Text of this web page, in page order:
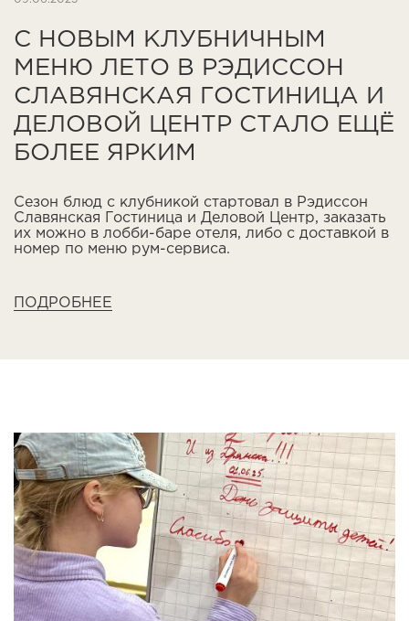
С НОВЫМ КЛУБНИЧНЫМ
МЕНЮ ЛЕТО В РЭДИССОН
СЛАВЯНСКАЯ ГОСТИНИЦА И
ДЕЛОВОЙ ЦЕНТР СТАЛО ЕЩЁ
БОЛЕЕ ЯРКИМ
Сезон блюд с клубникой стартовал в Рэдиссон
Славянская Гостиница и Деловой Центр, заказать
их можно в лобби-баре отеля, либо с доставкой в
номер по меню рум-сервиса.
ПОДРОБНЕЕ